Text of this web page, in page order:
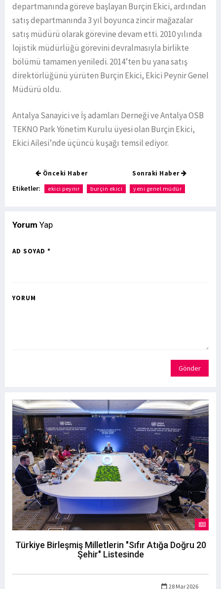
departmanında göreve başlayan Burçin Ekici, ardından
satış departmanında 3 yıl boyunca zincir mağazalar
satış müdürü olarak görevine devam etti. 2010 yılında
lojistik müdürlüğü görevini devralmasıyla birlikte
bölümü tamamen yeniledi. 2014’ten bu yana satış
direktörlüğünü yürüten Burçin Ekici, Ekici Peynir Genel
Müdürü oldu.
Antalya Sanayici ve İş adamları Derneği ve Antalya OSB
TEKNO Park Yönetim Kurulu üyesi olan Burçin Ekici,
Ekici Ailesi’nde üçüncü kuşağı temsil ediyor.
Önceki Haber Sonraki Haber
Etiketler: ekici peynir burçin ekici yeni genel müdür
Yorum Yap
AD SOYAD *
YORUM
Gönder
Türkiye Birleşmiş Milletlerin "Sıfır Atığa Doğru 20
Şehir" Listesinde
28 Mar 2026